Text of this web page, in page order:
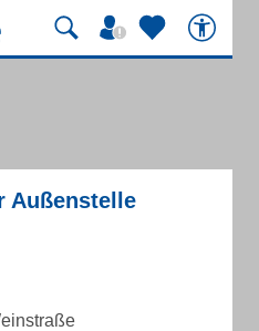
Außenstelle